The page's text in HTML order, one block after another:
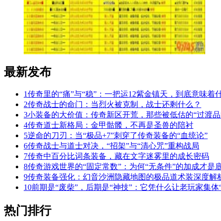
最新发布
1传奇里的“痛”与“稳”：一把运12紫金镇天，到底意味着
2传奇战士的命门：当烈火被克制，战士还剩什么？
3小装备的大价值：传奇新区开荒，那些被低估的“过渡品
4传奇道士新格局：金甲骷髅，不再是圣兽的陪衬
5逆命的刀刃：当“极品+7”刺穿了传奇装备的“血统论”
6传奇战士与道士对决，“招架”与“清心咒”重构战局
7传奇中百分比词条装备，藏在文字迷雾里的成长密码
8传奇游戏世界的“固定常数”：为何“无条件”的加成才是
9传奇装备强化：幻音沙洲隐藏地图的极品道术装深度解
10前期是“废柴”，后期是“神技”：它凭什么让老玩家集体
热门排行